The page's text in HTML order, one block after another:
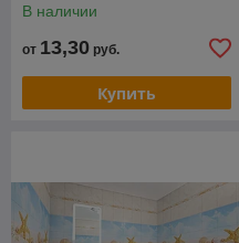
В наличии
от 13,30 руб.
Купить